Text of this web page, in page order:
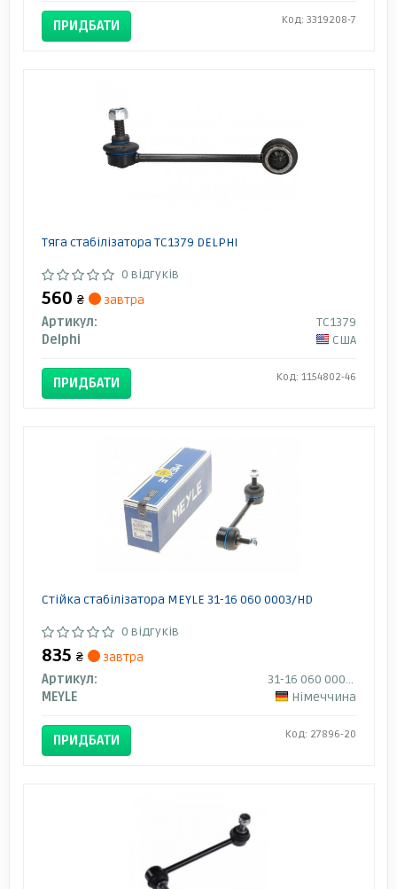
ПРИДБАТИ Код: 3319208-7
Тяга стабілізатора TC1379 DELPHI
0 відгуків
560 ₴
завтра
Артикул:
TC1379
Delphi
США
ПРИДБАТИ Код: 1154802-46
Стійка стабілізатора MEYLE 31-16 060 0003/HD
0 відгуків
835 ₴
завтра
Артикул:
31-16 060 0003/HD
MEYLE
Німеччина
ПРИДБАТИ Код: 27896-20